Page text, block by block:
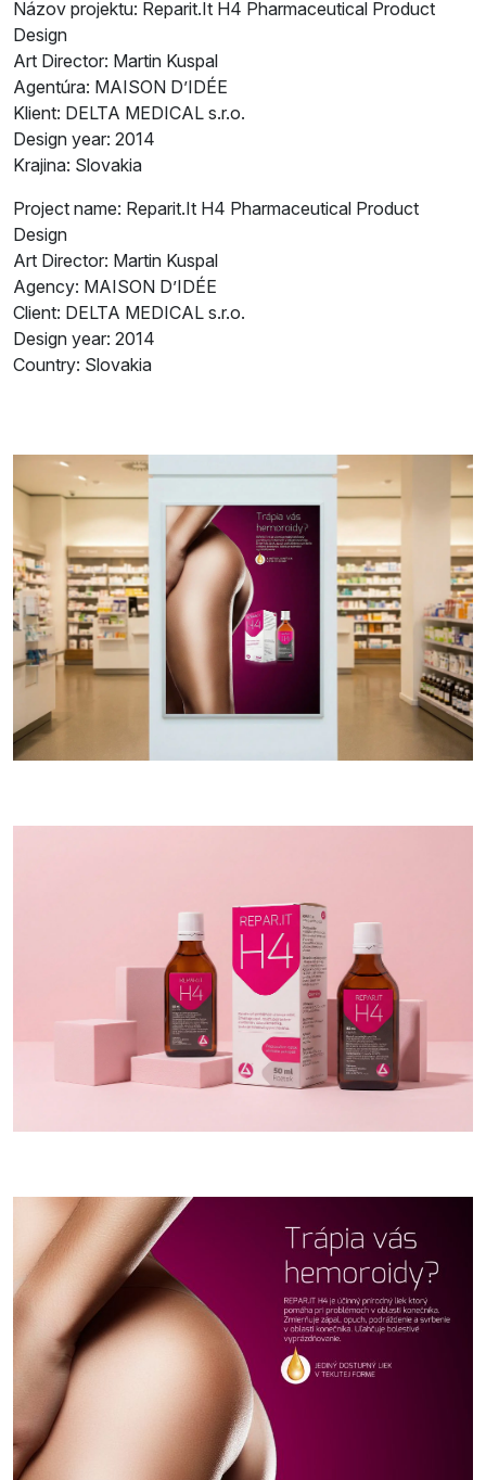
Názov projektu: Reparit.It H4 Pharmaceutical Product
Design
Art Director: Martin Kuspal
Agentúra: MAISON D’IDÉE
Klient: DELTA MEDICAL s.r.o.
Design year: 2014
Krajina: Slovakia
Project name: Reparit.It H4 Pharmaceutical Product
Design
Art Director: Martin Kuspal
Agency: MAISON D’IDÉE
Client: DELTA MEDICAL s.r.o.
Design year: 2014
Country: Slovakia